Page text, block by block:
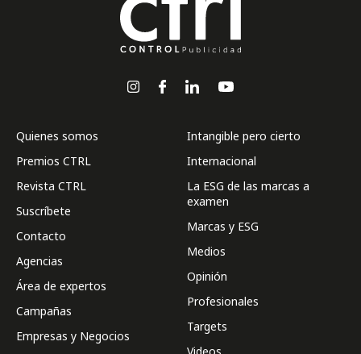
Quienes somos
Premios CTRL
Revista CTRL
Suscríbete
Contacto
Agencias
Área de expertos
Campañas
Empresas y Negocios
Intangible pero cierto
Internacional
La ESG de las marcas a
examen
Marcas y ESG
Medios
Opinión
Profesionales
Targets